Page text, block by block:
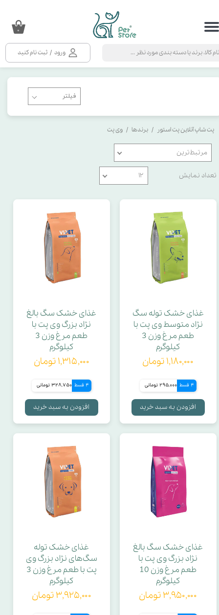
ورود / ثبت نام کنید
حساب کاربری من
سفارشات
۰
پت شاپ آنلاین پت استور برندها وی پت
مرتبط‌ترین
تعداد نمایش ۱۲
غذای خشک توله سگ
نژاد متوسط وی پت با
طعم مرغ وزن 3
کیلوگرم
۱,۱۸۰,۰۰۰ تومان
4 قسط 295,000 تومانی
افزودن به سبد خرید
غذای خشک سگ بالغ
نژاد بزرگ وی پت با
طعم مرغ وزن 3
کیلوگرم
۱,۳۱۵,۰۰۰ تومان
4 قسط 328,750 تومانی
افزودن به سبد خرید
غذای خشک سگ بالغ
نژاد بزرگ وی پت با
طعم مرغ وزن 10
کیلوگرم
۳,۹۵۰,۰۰۰ تومان
غذای خشک توله
سگ‌های نژاد بزرگ وی
پت با طعم مرغ وزن 3
کیلوگرم
۳,۹۲۵,۰۰۰ تومان